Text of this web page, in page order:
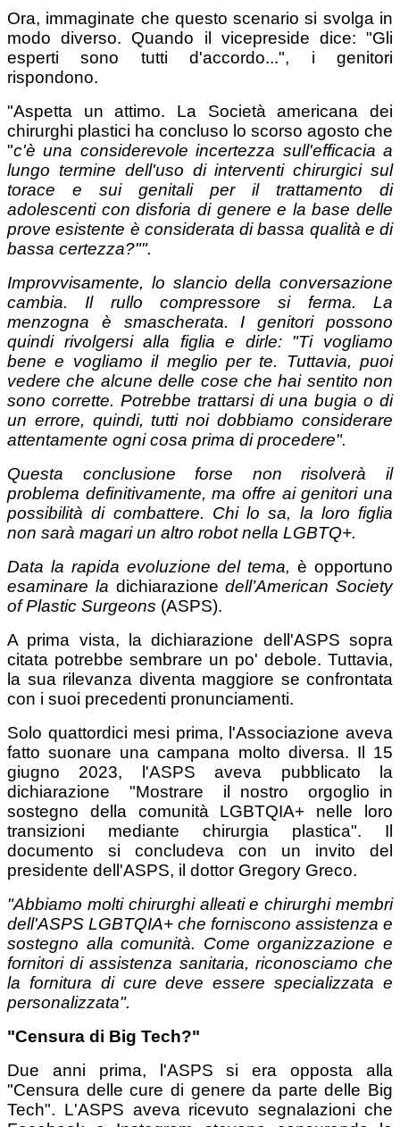
Ora, immaginate che questo scenario si svolga in
modo diverso. Quando il vicepreside dice: "Gli
esperti sono tutti d'accordo...", i genitori
rispondono.
"Aspetta un attimo. La Società americana dei
chirurghi plastici ha concluso lo scorso agosto che
"c'è una considerevole incertezza sull'efficacia a
lungo termine dell'uso di interventi chirurgici sul
torace e sui genitali per il trattamento di
adolescenti con disforia di genere e la base delle
prove esistente è considerata di bassa qualità e di
bassa certezza?"".
Improvvisamente, lo slancio della conversazione
cambia. Il rullo compressore si ferma. La
menzogna è smascherata. I genitori possono
quindi rivolgersi alla figlia e dirle: "Ti vogliamo
bene e vogliamo il meglio per te. Tuttavia, puoi
vedere che alcune delle cose che hai sentito non
sono corrette. Potrebbe trattarsi di una bugia o di
un errore, quindi, tutti noi dobbiamo considerare
attentamente ogni cosa prima di procedere".
Questa conclusione forse non risolverà il
problema definitivamente, ma offre ai genitori una
possibilità di combattere. Chi lo sa, la loro figlia
non sarà magari un altro robot nella LGBTQ+.
Data la rapida evoluzione del tema,è opportuno
esaminare la dichiarazionedell’American Society
of Plastic Surgeons (ASPS).
A prima vista, la dichiarazione dell'ASPS sopra
citata potrebbe sembrare un po' debole. Tuttavia,
la sua rilevanza diventa maggiore se confrontata
con i suoi precedenti pronunciamenti.
Solo quattordici mesi prima, l'Associazione aveva
fatto suonare una campana molto diversa. Il 15
giugno 2023, l'ASPS aveva pubblicato la
dichiarazione "Mostrare il nostro orgoglio in
sostegno della comunità LGBTQIA+ nelle loro
transizioni mediante chirurgia plastica". Il
documento si concludeva con un invito del
presidente dell'ASPS, il dottor Gregory Greco.
"Abbiamo molti chirurghi alleati e chirurghi membri
dell'ASPS LGBTQIA+ che forniscono assistenza e
sostegno alla comunità. Come organizzazione e
fornitori di assistenza sanitaria, riconosciamo che
la fornitura di cure deve essere specializzata e
personalizzata".
"Censura di Big Tech?"
Due anni prima, l'ASPS si era opposta alla
"Censura delle cure di genere da parte delle Big
Tech". L'ASPS aveva ricevuto segnalazioni che